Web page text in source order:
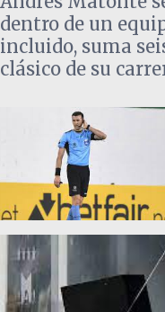
dentro de un
incluido, suma
clásico de su